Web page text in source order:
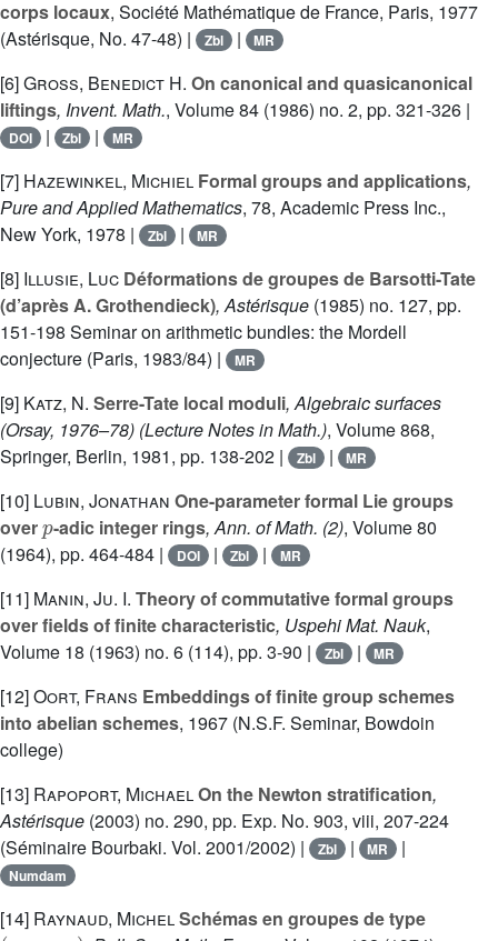
corps locaux, Société Mathématique de France, Paris, 1977
(Astérisque, No. 47-48) |
Zbl | MR
[6]Gross, Benedict H. On canonical and quasicanonical
liftings, Invent. Math., Volume 84 (1986) no. 2, pp. 321-326 |
DOI | Zbl | MR
[7] Hazewinkel, Michiel Formal groups and applications,
Pure and Applied Mathematics, 78, Academic Press Inc.,
New York, 1978 |
Zbl | MR
[8] Illusie, Luc Déformations de groupes de Barsotti-Tate
(d’après A. Grothendieck), Astérisque (1985) no. 127, pp.
151-198 Seminar on arithmetic bundles: the Mordell
conjecture (Paris, 1983/84) |
MR
[9] Katz, N. Serre-Tate local moduli, Algebraic surfaces
(Orsay, 1976–78) (Lecture Notes in Math.), Volume 868,
Springer, Berlin, 1981, pp. 138-202 |
Zbl | MR
[10] Lubin, Jonathan One-parameter formal Lie groups
over
p
-adic integer rings, Ann. of Math. (2), Volume 80
(1964), pp. 464-484 |
DOI | Zbl | MR
[11] Manin, Ju. I. Theory of commutative formal groups
over fields of finite characteristic, Uspehi Mat. Nauk,
Volume 18 (1963) no. 6 (114), pp. 3-90 | Zbl | MR
[12]Oort, Frans Embeddings of finite group schemes
into abelian schemes, 1967 (N.S.F. Seminar, Bowdoin
college)
[13] Rapoport, MichaelOn the Newton stratification,
Astérisque (2003) no. 290, pp. Exp. No. 903, viii, 207-224
(Séminaire Bourbaki. Vol. 2001/2002) |
Zbl | MR |
Numdam
[14] Raynaud, MichelSchémas en groupes de type
(p,⋯,p)